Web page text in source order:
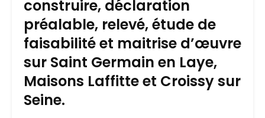
construire, déclaration
préalable, relevé, étude de
faisabilité et maitrise d’œuvre
sur Saint Germain en Laye,
Maisons Laffitte et Croissy sur
Seine.